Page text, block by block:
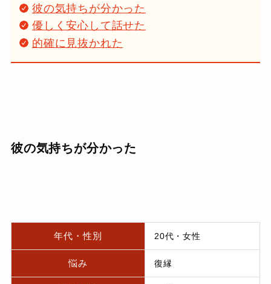
彼の気持ちが分かった
優しく安心して話せた
的確に見抜かれた
彼の気持ちが分かった
年代・性別 20代・女性
悩み 復縁